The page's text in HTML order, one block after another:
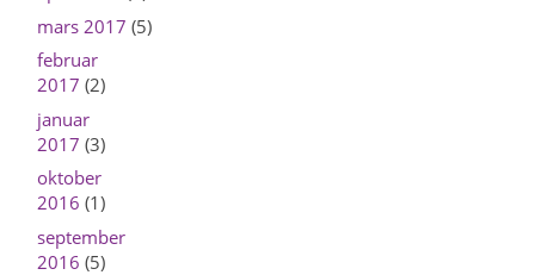
mars 2017 (5)
februar
2017 (2)
januar
2017 (3)
oktober
2016 (1)
september
2016 (5)